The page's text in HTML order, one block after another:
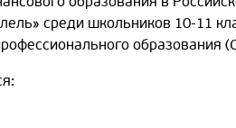
среди школьников 10-11
образования